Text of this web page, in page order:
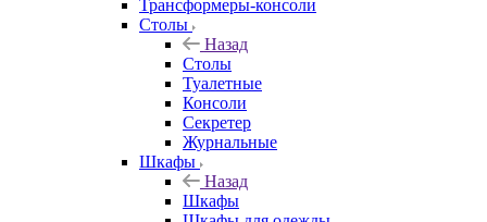
Трансформеры-консоли
Столы
Назад
Столы
Туалетные
Консоли
Секретер
Журнальные
Шкафы
Назад
Шкафы